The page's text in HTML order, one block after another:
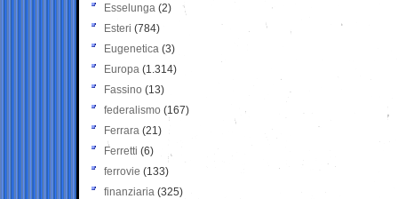
Esselunga (2)
Esteri (784)
Eugenetica (3)
Europa (1.314)
Fassino (13)
federalismo (167)
Ferrara (21)
Ferretti (6)
ferrovie (133)
finanziaria (325)